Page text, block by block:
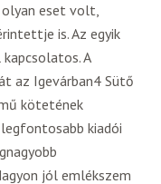
eset volt,
is. Az egyik
A
az Igevárban4 Sütő
kötetének
kiadói
jól emlékszem